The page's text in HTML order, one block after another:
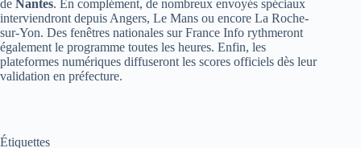
de Nantes. En complément, de nombreux envoyés spéciaux
interviendront depuis Angers, Le Mans ou encore La Roche-
sur-Yon. Des fenêtres nationales sur France Info rythmeront
également le programme toutes les heures. Enfin, les
plateformes numériques diffuseront les scores officiels dès leur
validation en préfecture.
Étiquettes